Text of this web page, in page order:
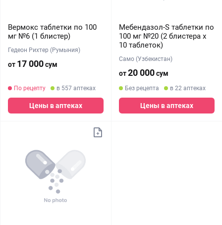
Вермокс таблетки по 100
мг №6 (1 блистер)
Гедеон Рихтер (Румыния)
от 17 000сум
По рецепту в 557 аптеках
Цены в аптеках
Мебендазол-S таблетки по
100 мг №20 (2 блистера x
10 таблеток)
Само (Узбекистан)
от20 000сум
Без рецепта в 22 аптеках
Цены в аптеках